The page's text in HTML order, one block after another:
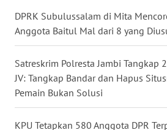
DPRK Subulussalam di Mita
Anggota Baitul Mal dari 8 yang
Satreskrim Polresta Jambi Tangkap
JV: Tangkap Bandar dan Hapus
Pemain Bukan Solusi
KPU Tetapkan 580 Anggota DPR
BENGKULU
LAMPUNG
WN